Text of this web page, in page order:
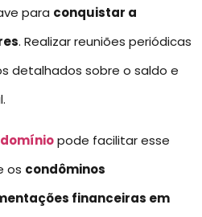
para conquistar a
. Realizar reuniões periódicas
detalhados sobre o saldo e
pode facilitar esse
os condôminos
financeiras em